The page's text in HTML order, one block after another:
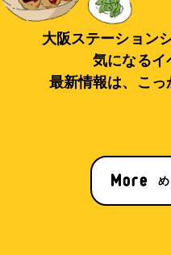
大阪ステーション
気になるイ
最新情報は、こっ